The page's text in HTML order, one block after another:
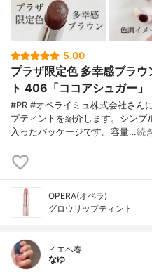
5.00
プラザ限定色 多幸感ブラ
ト 406「ココアシュガー」
#PR #オペライミュ株式会社さん
プティントを紹介します。シンプ
入ったパッケージです。容量…続
OPERA(オペラ)
グロウリップティント
イエベ春
なゆ